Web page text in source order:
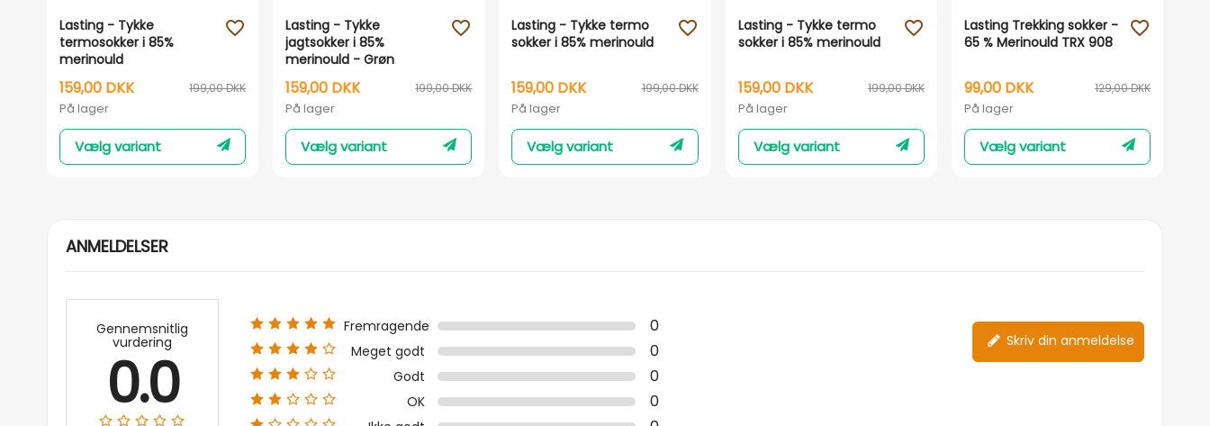
Lasting - Tykke
termosokker i 85%
merinould
199,00 DKK
159,00 DKK
På lager
Vælg variant
favorite_outline
Lasting - Tykke
jagtsokker i 85%
merinould - Grøn
199,00 DKK
159,00 DKK
På lager
Vælg variant
favorite_outline
Lasting - Tykke termo
sokker i 85% merinould
199,00 DKK
159,00 DKK
På lager
Vælg variant
favorite_outline
Lasting - Tykke termo
sokker i 85% merinould
199,00 DKK
159,00 DKK
På lager
Vælg variant
favorite_outline
Lasting Trekking sokker -
65 % Merinould TRX 908
129,00 DKK
99,00 DKK
På lager
Vælg variant
favorite_outline
ANMELDELSER
Gennemsnitlig
vurdering
0.0
Fremragende 0
Meget godt 0
Godt 0
OK 0
Skriv din anmeldelse